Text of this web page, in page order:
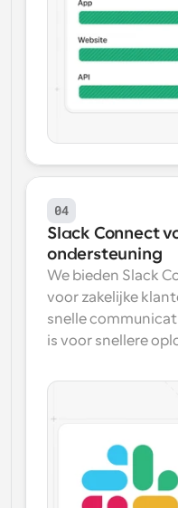
04
Slack Connect
ondersteuning
We bieden Slack
voor zakelijke
snelle
is voor snellere